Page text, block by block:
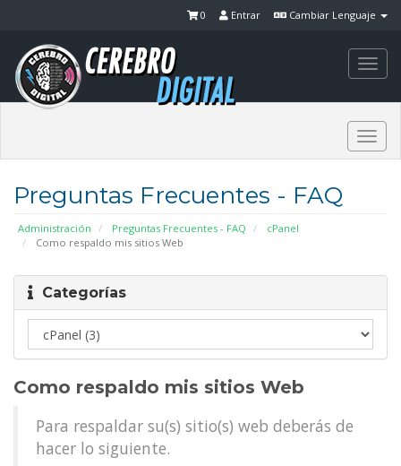
Cambiar Lenguaje
Entrar
0
Preguntas Frecuentes - FAQ
Administración Preguntas Frecuentes - FAQ
cPanel
Como respaldo mis sitios Web
Categorías
Como respaldo mis sitios Web
Para respaldar su(s) sitio(s) web deberás de
hacer lo siguiente.